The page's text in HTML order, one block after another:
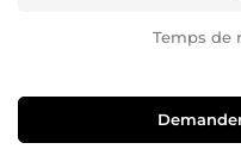
Temps de